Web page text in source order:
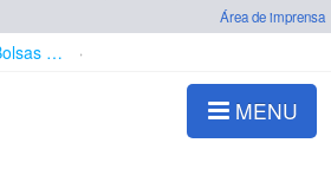
Área de imprensa
Bolsas e Auxílios Vigentes
MENU